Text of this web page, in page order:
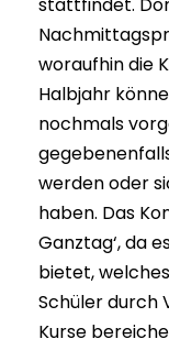
stattfindet.
woraufhin die
Halbjahr
nochmals
werden oder
haben. Das
Ganztag‘, da
bietet,
Schüler durch
Kurse